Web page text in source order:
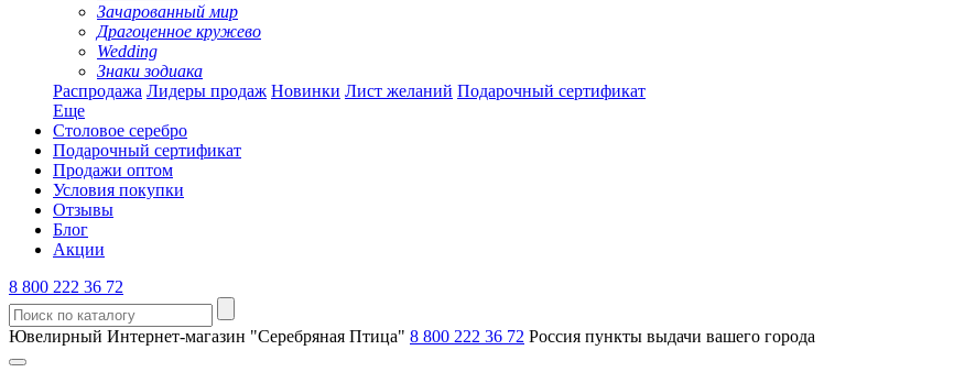
Зачарованный мир
Драгоценное кружево
Wedding
Знаки зодиака
Распродажа Лидеры продаж Новинки Лист желаний Подарочный сертификат
Еще
Столовое серебро
Подарочный сертификат
Продажи оптом
Условия покупки
Отзывы
Блог
Акции
8 800 222 36 72
Ювелирный Интернет-магазин "Серебряная Птица" 8 800 222 36 72 Россия пункты выдачи вашего города